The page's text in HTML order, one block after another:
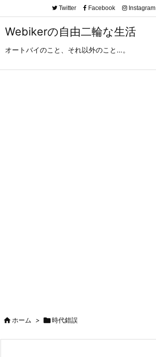
Webikerの自由二輪な生活
オートバイのこと、それ以外のこと…。
Twitter Facebook Instagram
ホーム > 時代錯誤